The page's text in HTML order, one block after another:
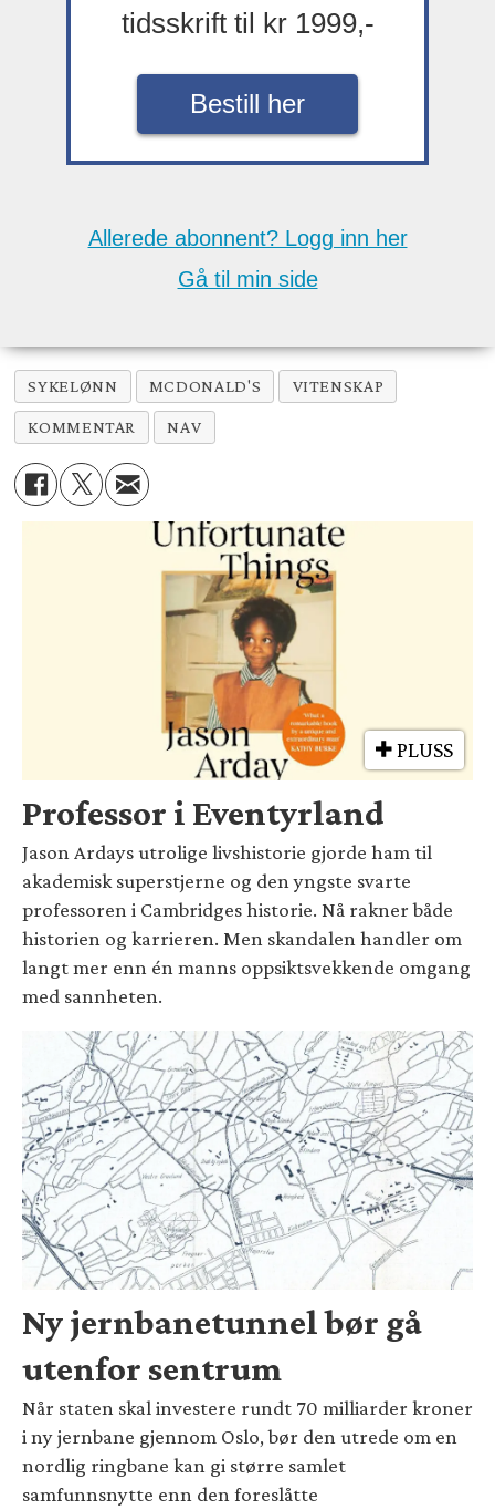
tidsskrift til kr 1999,-
Bestill her
Allerede abonnent? Logg inn her
Gå til min side
SYKELØNN MCDONALD'S VITENSKAP
KOMMENTAR NAV
PLUSS
Professor i Eventyrland
Jason Ardays utrolige livshistorie gjorde ham til
akademisk superstjerne og den yngste svarte
professoren i Cambridges historie. Nå rakner både
historien og karrieren. Men skandalen handler om
langt mer enn én manns oppsiktsvekkende omgang
med sannheten.
Ny jernbanetunnel bør gå
utenfor sentrum
Når staten skal investere rundt 70 milliarder kroner
i ny jernbane gjennom Oslo, bør den utrede om en
nordlig ringbane kan gi større samlet
samfunnsnytte enn den foreslåtte